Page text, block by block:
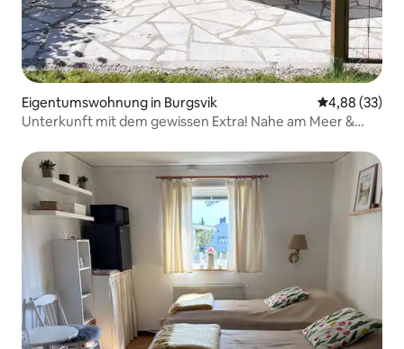
Eigentumswohnung in Burgsvik
4,88 (33)
Unterkunft mit dem gewissen Extra! Nahe am Meer &